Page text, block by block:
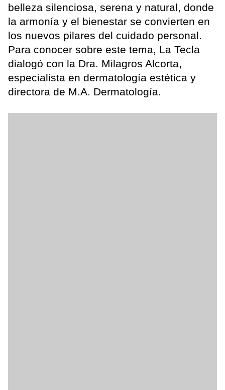
belleza silenciosa, serena y natural, donde
la armonía y el bienestar se convierten en
los nuevos pilares del cuidado personal.
Para conocer sobre este tema, La Tecla
dialogó con la Dra. Milagros Alcorta,
especialista en dermatología estética y
directora de M.A. Dermatología.